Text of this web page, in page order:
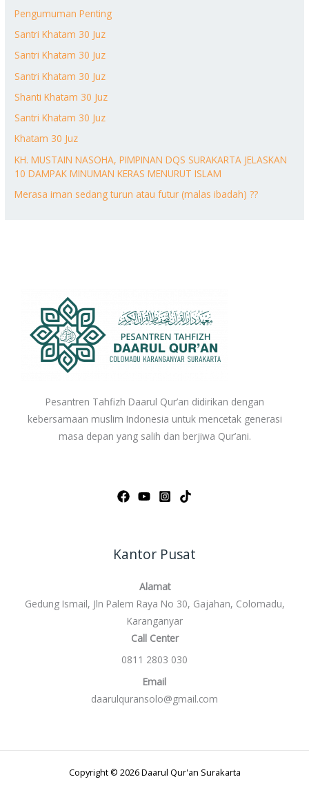
Pengumuman Penting
Santri Khatam 30 Juz
Santri Khatam 30 Juz
Santri Khatam 30 Juz
Shanti Khatam 30 Juz
Santri Khatam 30 Juz
Khatam 30 Juz
KH. MUSTAIN NASOHA, PIMPINAN DQS SURAKARTA JELASKAN
10 DAMPAK MINUMAN KERAS MENURUT ISLAM
Merasa iman sedang turun atau futur (malas ibadah) ??
Pesantren Tahfizh Daarul Qur’an didirikan dengan
kebersamaan muslim Indonesia untuk mencetak generasi
masa depan yang salih dan berjiwa Qur’ani.
Kantor Pusat
Alamat
Gedung Ismail, Jln Palem Raya No 30, Gajahan, Colomadu,
Karanganyar
Call Center
0811 2803 030
Email
daarulquransolo@gmail.com
Copyright © 2026 Daarul Qur'an Surakarta